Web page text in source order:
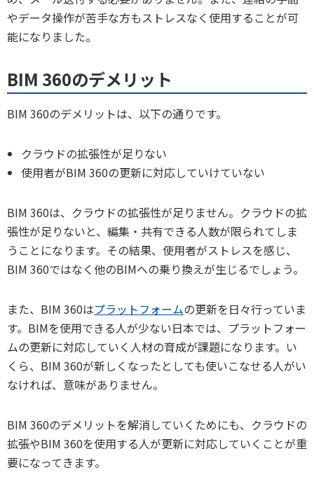
やデータ操作が苦手な方もストレスなく使用することが可
能になりました。
BIM 360のデメリット
BIM 360のデメリットは、以下の通りです。
クラウドの拡張性が足りない
使用者がBIM 360の更新に対応していけていない
BIM 360は、クラウドの拡張性が足りません。クラウドの拡
張性が足りないと、編集・共有できる人数が限られてしま
うことになります。その結果、使用者がストレスを感じ、
BIM 360ではなく他のBIMへの乗り換えが生じるでしょう。
また、BIM 360はプラットフォームの更新を日々行っていま
す。BIMを使用できる人が少ない日本では、プラットフォー
ムの更新に対応していく人材の育成が課題になります。い
くら、BIM 360が新しくなったとしても使いこなせる人がい
なければ、意味がありません。
BIM 360のデメリットを解消していくためにも、クラウドの
拡張やBIM 360を使用する人が更新に対応していくことが重
要になってきます。